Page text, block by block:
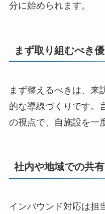
分に始められます。
まず取り組むべき
まず整えるべきは、来
的な導線づくりです。
の視点で、自施設を一
社内や地域での共
インバウンド対応は担